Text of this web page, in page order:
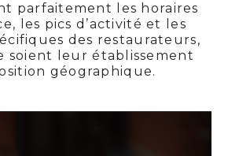
parfaitement les horaires
les pics d’activité et les
des restaurateurs,
soient leur établissement
géographique.